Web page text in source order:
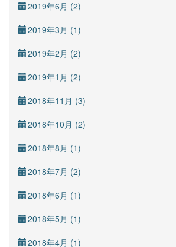
2019年6月 (2)
2019年3月 (1)
2019年2月 (2)
2019年1月 (2)
2018年11月 (3)
2018年10月 (2)
2018年8月 (1)
2018年7月 (2)
2018年6月 (1)
2018年5月 (1)
2018年4月 (1)